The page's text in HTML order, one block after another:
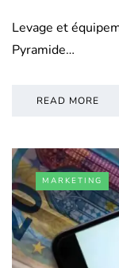
Levage et
Pyramide…
READ MORE
MARKETING